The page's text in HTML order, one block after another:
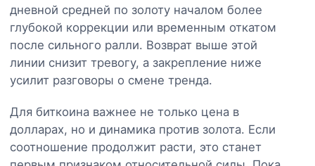
дневной средней по золоту началом более
глубокой коррекции или временным откатом
после сильного ралли. Возврат выше этой
линии снизит тревогу, а закрепление ниже
усилит разговоры о смене тренда.
Для биткоина важнее не только цена в
долларах, но и динамика против золота. Если
соотношение продолжит расти, это станет